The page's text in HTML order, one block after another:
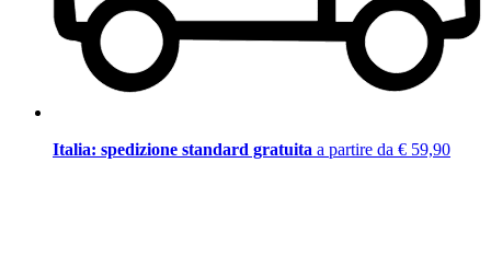
Italia: spedizione standard gratuita a partire da € 59,90